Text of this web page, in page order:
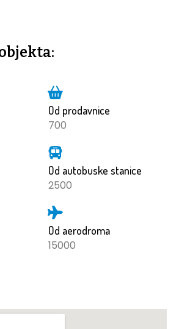
Od prodavnice
700
Od autobuske stanice
2500
Od aerodroma
15000